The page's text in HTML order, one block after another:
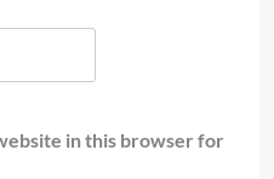
in this browser for